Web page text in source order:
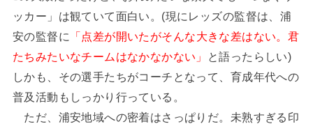
ッカー」は観ていて面白い。(現にレッズの監督は、浦
安の監督に
「点差が開いたがそんな大きな差はない。君
たちみたいなチームはなかなかない」
と語ったらしい)
しかも、その選手たちがコーチとなって、育成年代への
普及活動もしっかり行っている。
ただ、浦安地域への密着はさっぱりだ。未熟すぎる印